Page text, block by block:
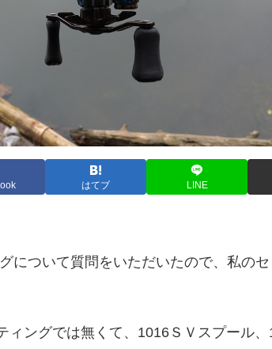
はてブ LINE
について質問をいただいたので、私の
ィングでは無くて、1016ＳＶスプール